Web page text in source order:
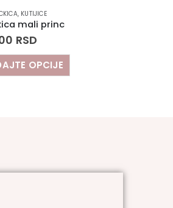
, KUTIJICE
mali princ
RSD
OPCIJE